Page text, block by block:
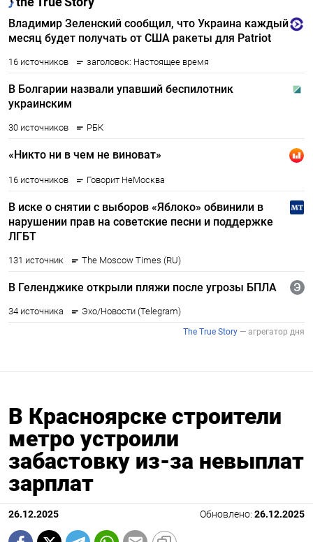
В Красноярске строители
метро устроили
забастовку из-за невыплат
зарплат
26.12.2025 Обновлено: 26.12.2025